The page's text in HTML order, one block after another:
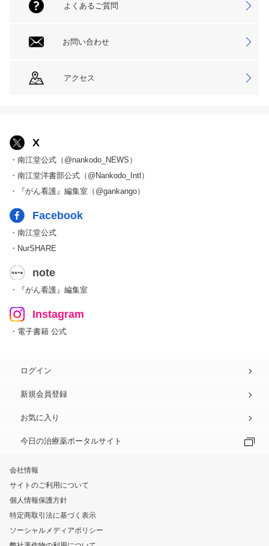
よくあるご質問
お問い合わせ
アクセス
X
・南江堂公式（@nankodo_NEWS）
・南江堂洋書部公式（@Nankodo_Intl）
・『がん看護』編集室（@gankango）
Facebook
・南江堂公式
・NurSHARE
note
・『がん看護』編集室
Instagram
・電子書籍 公式
ログイン
新規会員登録
お気に入り
今日の治療薬ポータルサイト
会社情報
サイトのご利用について
個人情報保護方針
特定商取引法に基づく表示
ソーシャルメディアポリシー